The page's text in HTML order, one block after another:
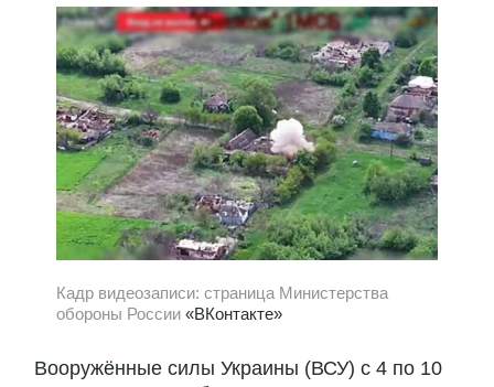
Кадр видеозаписи: страница Министерства
обороны России «ВКонтакте»
Вооружённые силы Украины (ВСУ) с 4 по 10